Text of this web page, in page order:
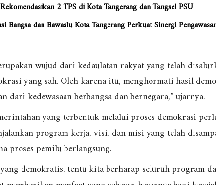
2 TPS di Kota Tangerang dan Tangsel PSU
Bangsa dan Bawaslu Kota Tangerang Perkuat Sinergi
wujud dari kedaulatan rakyat yang telah
yang sah. Oleh karena itu, menghormati hasil
dari kedewasaan berbangsa dan bernegara,” ujarnya.
yang terbentuk melalui proses demokrasi
program kerja, visi, dan misi yang telah
proses pemilu berlangsung.
yang demokratis, tentu kita berharap seluruh program